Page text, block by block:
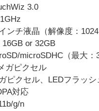
3.0
ンチ液晶（解像度：
or 32GB
microSDHC（最大：
ガピクセル
ピクセル、LEDフラッシ
対応
g/n